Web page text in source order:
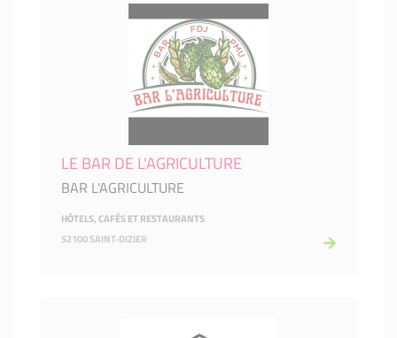
LE BAR DE L'AGRICULTURE
BAR L'AGRICULTURE
HÔTELS, CAFÉS ET RESTAURANTS
52100 SAINT-DIZIER